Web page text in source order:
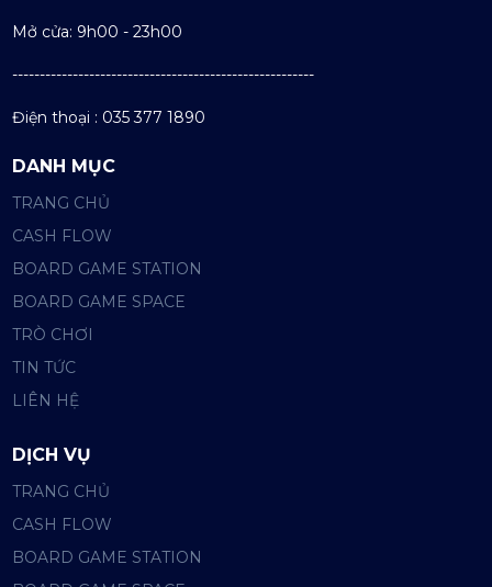
Mở cửa: 9h00 - 23h00
-------------------------------------------------------
Điện thoại : 035 377 1890
DANH MỤC
TRANG CHỦ
CASH FLOW
BOARD GAME STATION
BOARD GAME SPACE
TRÒ CHƠI
TIN TỨC
LIÊN HỆ
DỊCH VỤ
TRANG CHỦ
CASH FLOW
BOARD GAME STATION